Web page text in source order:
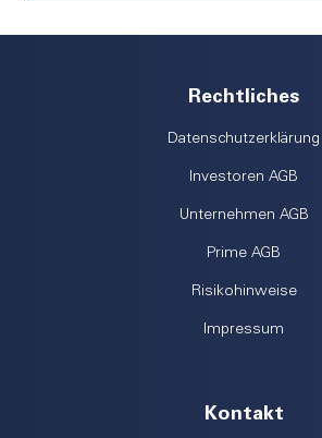
Rechtliches
Datenschutzerklärung
Investoren AGB
Unternehmen AGB
Prime AGB
Risikohinweise
Impressum
Kontakt